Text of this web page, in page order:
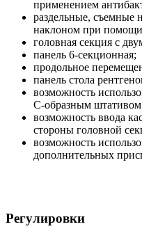
применением
раздельные, съемные
наклоном при
головная секция с
панель 6-секционная;
продольное
панель стола
возможность
С-образным
возможность ввода
стороны головной
возможность
дополнительных
Регулировки